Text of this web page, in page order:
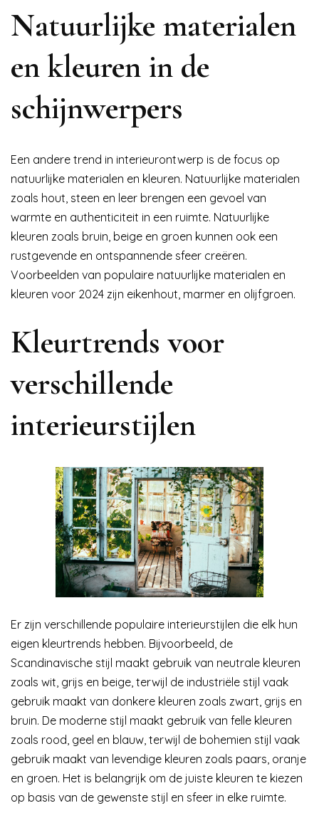
Natuurlijke materialen
en kleuren in de
schijnwerpers
Een andere trend in interieurontwerp is de focus op
natuurlijke materialen en kleuren. Natuurlijke materialen
zoals hout, steen en leer brengen een gevoel van
warmte en authenticiteit in een ruimte. Natuurlijke
kleuren zoals bruin, beige en groen kunnen ook een
rustgevende en ontspannende sfeer creëren.
Voorbeelden van populaire natuurlijke materialen en
kleuren voor 2024 zijn eikenhout, marmer en olijfgroen.
Kleurtrends voor
verschillende
interieurstijlen
Er zijn verschillende populaire interieurstijlen die elk hun
eigen kleurtrends hebben. Bijvoorbeeld, de
Scandinavische stijl maakt gebruik van neutrale kleuren
zoals wit, grijs en beige, terwijl de industriële stijl vaak
gebruik maakt van donkere kleuren zoals zwart, grijs en
bruin. De moderne stijl maakt gebruik van felle kleuren
zoals rood, geel en blauw, terwijl de bohemien stijl vaak
gebruik maakt van levendige kleuren zoals paars, oranje
en groen. Het is belangrijk om de juiste kleuren te kiezen
op basis van de gewenste stijl en sfeer in elke ruimte.